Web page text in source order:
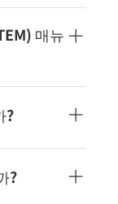
Shipping 사
매뉴
?
, 싱가포르,
나다, 호주 등
여기 를 참조
?